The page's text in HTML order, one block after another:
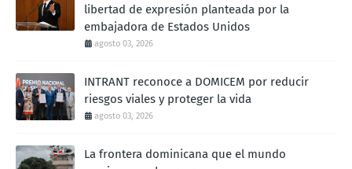
libertad de expresión planteada por la
embajadora de Estados Unidos
agosto 03, 2026
INTRANT reconoce a DOMICEM por reducir
riesgos viales y proteger la vida
agosto 03, 2026
La frontera dominicana que el mundo